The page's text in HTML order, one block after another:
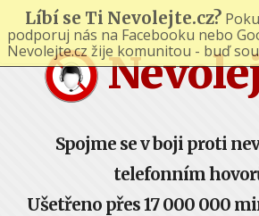
Spojme se v boji proti
telefonním
Ušetřeno přes 17 000 000
Líbí se Ti Nevolejte.cz?
podporuj nás na Facebooku nebo
Nevolejte.cz žije komunitou - buď